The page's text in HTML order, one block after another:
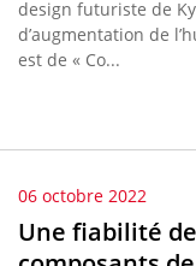
design futuriste de
d’augmentation de
est de « Co...
06 octobre 2022
Une fiabilité